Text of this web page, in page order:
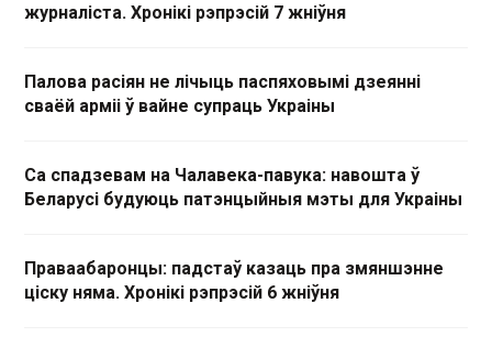
журналіста. Хронікі рэпрэсій 7 жніўня
Палова расіян не лічыць паспяховымі дзеянні
сваёй арміі ў вайне супраць Украіны
Са спадзевам на Чалавека-павука: навошта ў
Беларусі будуюць патэнцыйныя мэты для Украіны
Праваабаронцы: падстаў казаць пра змяншэнне
ціску няма. Хронікі рэпрэсій 6 жніўня